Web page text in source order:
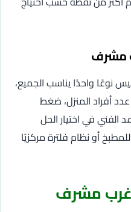
مشرف
واحدًا يناسب الجميع،
أفراد المنزل، ضغط
الفني في اختيار الحل
أو نظام فلترة مركزيًا
مشرف